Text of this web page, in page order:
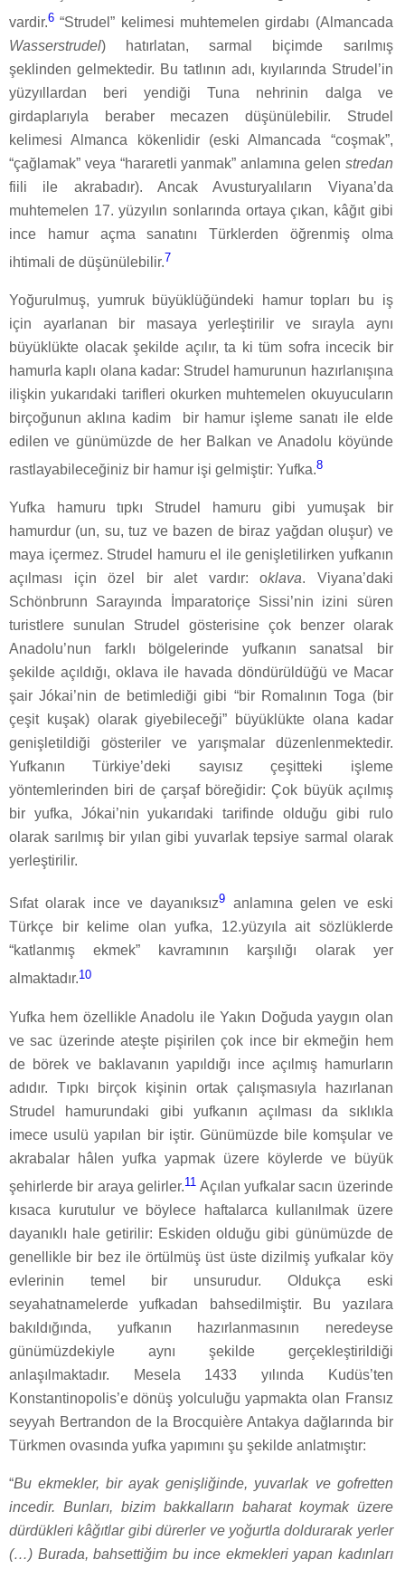
vardir.6 “Strudel” kelimesi muhtemelen girdabı (Almancada
Wasserstrudel) hatırlatan, sarmal biçimde sarılmış
şeklinden gelmektedir. Bu tatlının adı, kıyılarında Strudel’in
yüzyıllardan beri yendiği Tuna nehrinin dalga ve
girdaplarıyla beraber mecazen düşünülebilir. Strudel
kelimesi Almanca kökenlidir (eski Almancada “coşmak”,
“çağlamak” veya “hararetli yanmak” anlamına gelen stredan
fiili ile akrabadır). Ancak Avusturyalıların Viyana’da
muhtemelen 17. yüzyılın sonlarında ortaya çıkan, kâğıt gibi
ince hamur açma sanatını Türklerden öğrenmiş olma
ihtimali de düşünülebilir.7
Yoğurulmuş, yumruk büyüklüğündeki hamur topları bu iş
için ayarlanan bir masaya yerleştirilir ve sırayla aynı
büyüklükte olacak şekilde açılır, ta ki tüm sofra incecik bir
hamurla kaplı olana kadar: Strudel hamurunun hazırlanışına
ilişkin yukarıdaki tarifleri okurken muhtemelen okuyucuların
birçoğunun aklına kadim
bir hamur işleme sanatı ile elde
edilen ve günümüzde de her Balkan ve Anadolu köyünde
rastlayabileceğiniz bir hamur işi gelmiştir: Yufka.8
Yufka hamuru tıpkı Strudel hamuru gibi yumuşak bir
hamurdur (un, su, tuz ve bazen de biraz yağdan oluşur) ve
maya içermez. Strudel hamuru el ile genişletilirken yufkanın
açılması için özel bir alet vardır: oklava. Viyana’daki
Schönbrunn Sarayında İmparatoriçe Sissi’nin izini süren
turistlere sunulan Strudel gösterisine çok benzer olarak
Anadolu’nun farklı bölgelerinde yufkanın sanatsal bir
şekilde açıldığı, oklava ile havada döndürüldüğü ve Macar
şair Jókai’nin de betimlediği gibi “bir Romalının Toga (bir
çeşit kuşak) olarak giyebileceği” büyüklükte olana kadar
genişletildiği gösteriler ve yarışmalar düzenlenmektedir.
Yufkanın Türkiye’deki sayısız çeşitteki işleme
yöntemlerinden biri de çarşaf böreğidir: Çok büyük açılmış
bir yufka, Jókai’nin yukarıdaki tarifinde olduğu gibi rulo
olarak sarılmış bir yılan gibi yuvarlak tepsiye sarmal olarak
yerleştirilir.
Sıfat olarak ince ve dayanıksız9 anlamına gelen ve eski
Türkçe bir kelime olan yufka, 12.yüzyıla ait sözlüklerde
“katlanmış ekmek” kavramının karşılığı olarak yer
almaktadır.10
Yufka hem özellikle Anadolu ile Yakın Doğuda yaygın olan
ve sac üzerinde ateşte pişirilen çok ince bir ekmeğin hem
de börek ve baklavanın yapıldığı ince açılmış hamurların
adıdır. Tıpkı birçok kişinin ortak çalışmasıyla hazırlanan
Strudel hamurundaki gibi yufkanın açılması da sıklıkla
imece usulü yapılan bir iştir. Günümüzde bile komşular ve
akrabalar hâlen yufka yapmak üzere köylerde ve büyük
şehirlerde bir araya gelirler.11 Açılan yufkalar sacın üzerinde
kısaca kurutulur ve böylece haftalarca kullanılmak üzere
dayanıklı hale getirilir: Eskiden olduğu gibi günümüzde de
genellikle bir bez ile örtülmüş üst üste dizilmiş yufkalar köy
evlerinin temel bir unsurudur. Oldukça eski
seyahatnamelerde yufkadan bahsedilmiştir. Bu yazılara
bakıldığında, yufkanın hazırlanmasının neredeyse
günümüzdekiyle aynı şekilde gerçekleştirildiği
anlaşılmaktadır. Mesela 1433 yılında Kudüs’ten
Konstantinopolis’e dönüş yolculuğu yapmakta olan Fransız
seyyah Bertrandon de la Brocquière Antakya dağlarında bir
Türkmen ovasında yufka yapımını şu şekilde anlatmıştır:
“Bu ekmekler, bir ayak genişliğinde, yuvarlak ve gofretten
incedir. Bunları, bizim bakkalların baharat koymak üzere
dürdükleri kâğıtlar gibi dürerler ve yoğurtla doldurarak yerler
(…) Burada, bahsettiğim bu ince ekmekleri yapan kadınları